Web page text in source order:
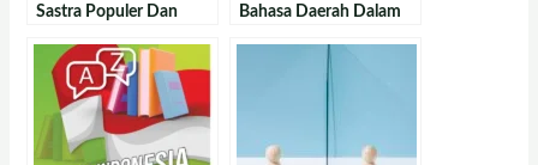
Sastra Populer Dan
Bahasa Daerah Dalam